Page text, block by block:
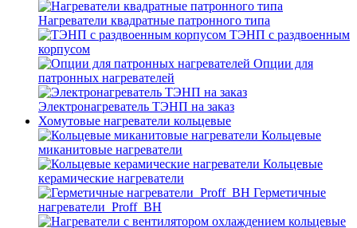
Нагреватели квадратные патронного типа
ТЭНП с раздвоенным
корпусом
Опции для
патронных нагревателей
Электронагреватель ТЭНП на заказ
Хомутовые нагреватели кольцевые
Кольцевые
миканитовые нагреватели
Кольцевые
керамические нагреватели
Герметичные
нагреватели_Proff_BH